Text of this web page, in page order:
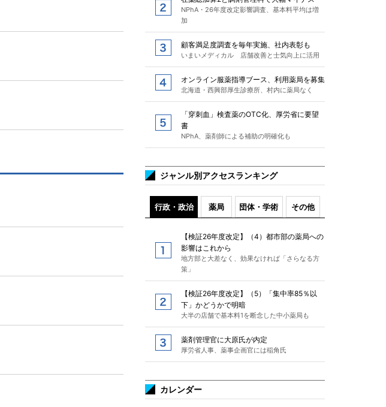
NPhA・26年度改定影響調査、基本料平均は増
加
顧客満足度調査を毎年実施、社内表彰も
いまいメディカル 店舗改善と士気向上に活用
オンライン服薬指導ブース、利用薬局を募集
北海道・西興部厚生診療所、村内に薬局なく
「穿刺血」検査薬のOTC化、厚労省に要望
書
NPhA、薬剤師による補助の明確化も
ジャンル別アクセスランキング
行政・政治 薬局 団体・学術 その他
【検証26年度改定】（4）都市部の薬局への
影響はこれから
地方部と大差なく、効果なければ「さらなる方
策」
【検証26年度改定】（5）「集中率85％以
下」かどうかで明暗
大半の店舗で基本料1を断念した中小薬局も
薬剤管理官に大原氏が内定
厚労省人事、薬事企画官には稲角氏
カレンダー